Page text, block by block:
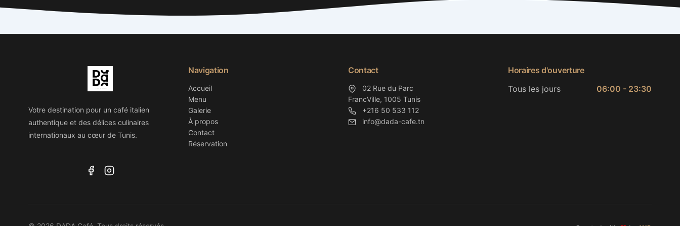
Votre destination pour un café italien
authentique et des délices culinaires
internationaux au cœur de Tunis.
Navigation
Accueil
Menu
Galerie
À propos
Contact
Réservation
Contact
02 Rue du Parc
FrancVille, 1005 Tunis
+216 50 533 112
info@dada-cafe.tn
Horaires d'ouverture
Tous les jours
06:00 - 23:30